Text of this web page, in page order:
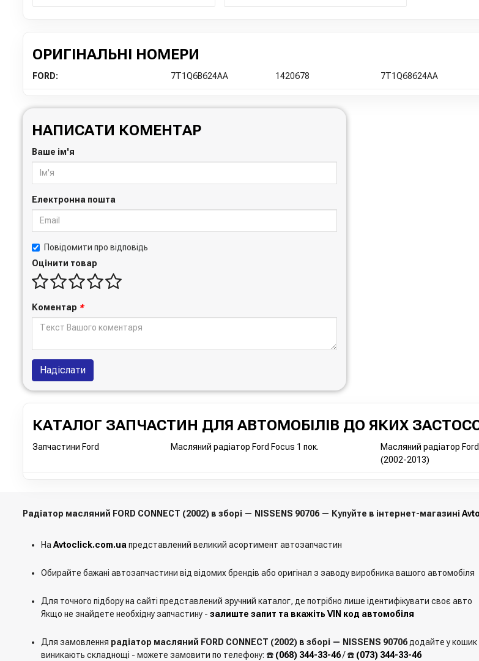
ОРИГІНАЛЬНІ НОМЕРИ
FORD: 7T1Q6B624AA 1420678 7T1Q68624AA
НАПИСАТИ КОМЕНТАР
Ваше ім'я
Електронна пошта
Повідомити про відповідь
Оцінити товар
Коментар *
Надіслати
КАТАЛОГ ЗАПЧАСТИН ДЛЯ АВТОМОБІЛІВ ДО ЯКИХ
Запчастини Ford Масляний радіатор Ford Focus 1 пок.
Масляний радіатор
(2002-2013)
Радіатор масляний FORD CONNECT (2002) в зборі — NISSENS 90706 — Купуйте в інтернет-магазині
На Avtoclick.com.ua представлений великий асортимент автозапчастин
Обирайте бажані автозапчастини від відомих брендів або оригінал з заводу виробника вашого автомобіля
Для точного підбору на сайті представлений зручний каталог, де потрібно лише ідентифікувати своє авто
Якщо не знайдете необхідну запчастину - залиште запит та вкажіть VIN код автомобіля
Для замовлення радіатор масляний FORD CONNECT (2002) в зборі — NISSENS 90706 додайте у кошик
виникають складнощі - можете замовити по телефону: ☎️ (068) 344-33-46/ ☎️ (073) 344-33-46